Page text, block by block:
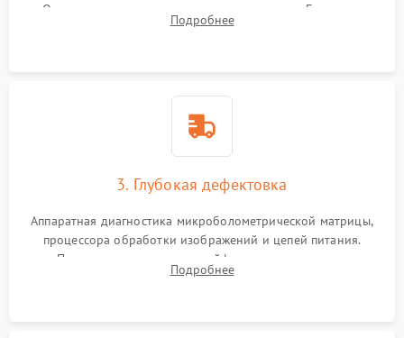
Очистка внутренних плат от окислов и пыли. Бережная
обработка германиевого объектива специализированными
Подробнее
3. Глубокая дефектовка
Аппаратная диагностика микроболометрической матрицы,
процессора обработки изображений и цепей питания.
Проверка целостности шлейфов, модуля памяти и
интерфейсов связи. Выявление сгоревших SMD-компонентов
Подробнее